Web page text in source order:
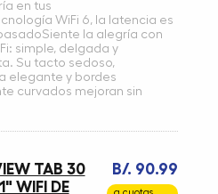
en tus
WiFi 6, la latencia es
la alegría con
simple, delgada y
Su tacto sedoso,
elegante y bordes
curvados mejoran sin
B/. 90.99
TAB 30
WIFI DE